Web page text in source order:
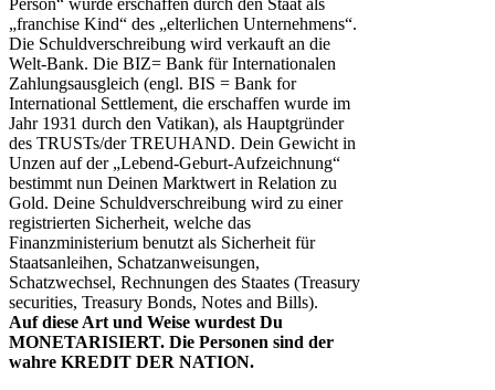
„franchise Kind“ des „elterlichen Unternehmens“.
Die Schuldverschreibung wird verkauft an die
Welt-Bank. Die BIZ= Bank für Internationalen
Zahlungsausgleich (engl. BIS = Bank for
International Settlement, die erschaffen wurde im
Jahr 1931 durch den Vatikan), als Hauptgründer
des TRUSTs/der TREUHAND. Dein Gewicht in
Unzen auf der „Lebend-Geburt-Aufzeichnung“
bestimmt nun Deinen Marktwert in Relation zu
Gold. Deine Schuldverschreibung wird zu einer
registrierten Sicherheit, welche das
Finanzministerium benutzt als Sicherheit für
Staatsanleihen, Schatzanweisungen,
Schatzwechsel, Rechnungen des Staates (Treasury
securities, Treasury Bonds, Notes and Bills).
Auf diese Art und Weise wurdest Du
MONETARISIERT. Die Personen sind der
wahre KREDIT DER NATION.